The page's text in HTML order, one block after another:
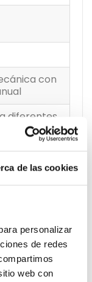
de las cookies
personalizar
de redes
web con
con
diferentes
para
una solución
equipo